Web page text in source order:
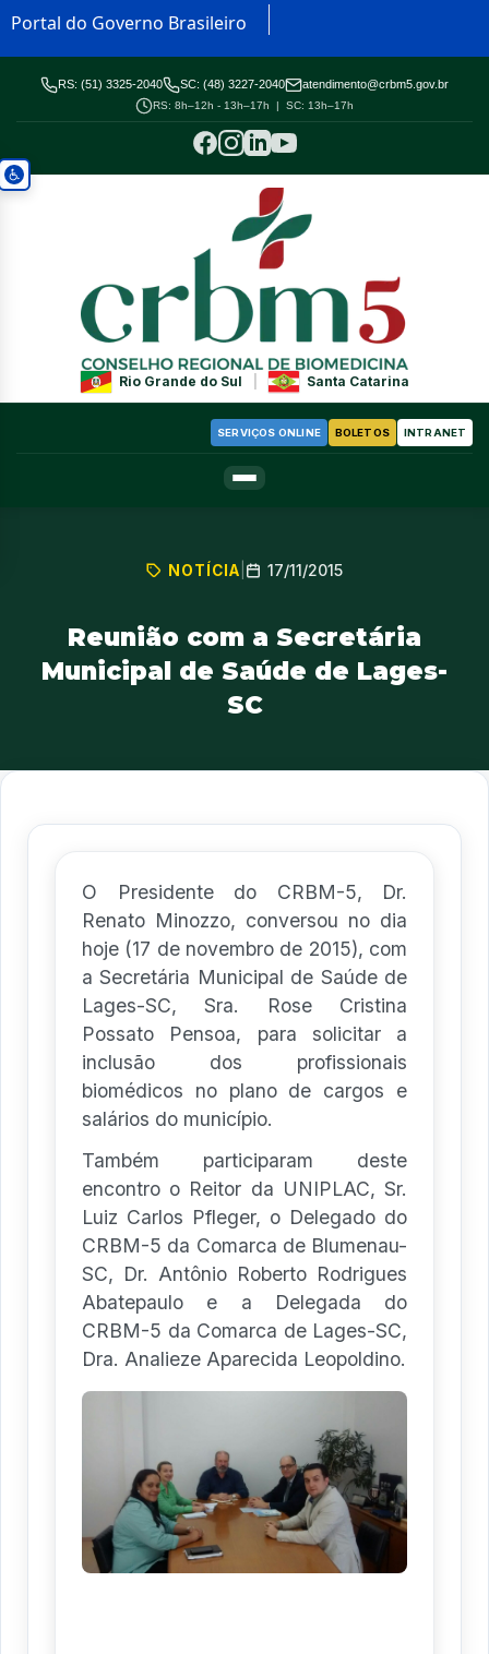
Portal do Governo Brasileiro
RS: (51) 3325-2040 SC: (48) 3227-2040 atendimento@crbm5.gov.br
RS: 8h–12h - 13h–17h | SC: 13h–17h
Rio Grande do Sul Santa Catarina
SERVIÇOS ONLINE BOLETOS INTRANET
NOTÍCIA 17/11/2015
Reunião com a Secretária
Municipal de Saúde de Lages-
SC
O Presidente do CRBM-5, Dr.
Renato Minozzo, conversou no dia
hoje (17 de novembro de 2015), com
a Secretária Municipal de Saúde de
Lages-SC, Sra. Rose Cristina
Possato Pensoa, para solicitar a
inclusão dos profissionais
biomédicos no plano de cargos e
salários do município.
Também participaram deste
encontro o Reitor da UNIPLAC, Sr.
Luiz Carlos Pfleger, o Delegado do
CRBM-5 da Comarca de Blumenau-
SC, Dr. Antônio Roberto Rodrigues
Abatepaulo e a Delegada do
CRBM-5 da Comarca de Lages-SC,
Dra. Analieze Aparecida Leopoldino.